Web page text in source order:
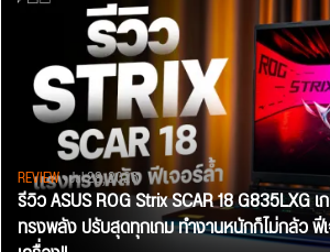
REVIEW• Jul 28, 2026
รีวิว ASUS ROG Strix SCAR 18 G835LXG
ทรงพลัง ปรับสุดทุกเกม ทำงานหนักก็ไม่กลัว ฟี